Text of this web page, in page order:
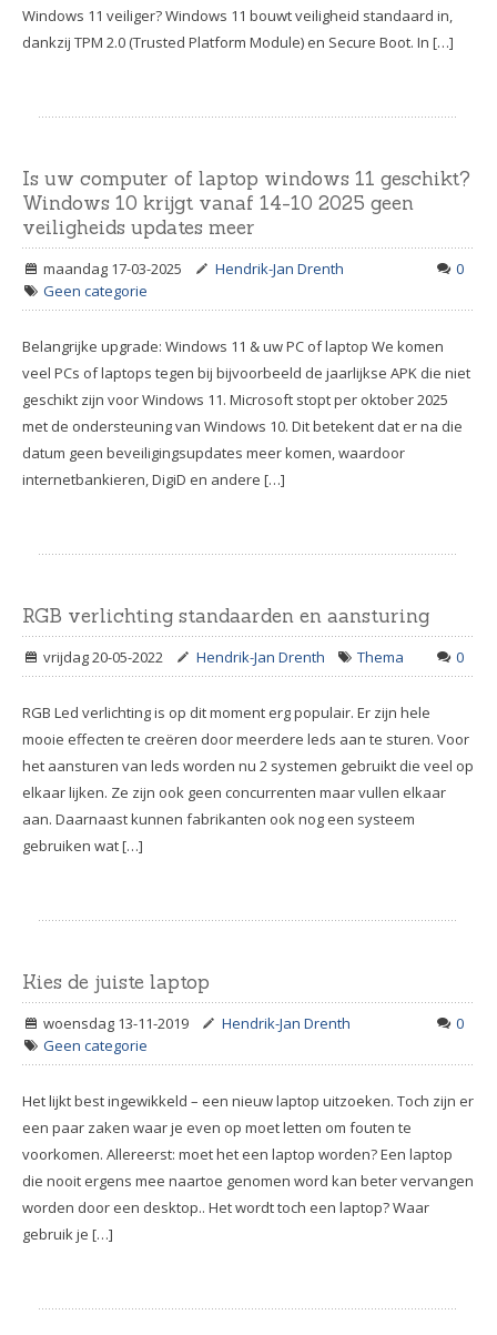
Windows 11 veiliger? Windows 11 bouwt veiligheid standaard in,
dankzij TPM 2.0 (Trusted Platform Module) en Secure Boot. In […]
Is uw computer of laptop windows 11 geschikt?
Windows 10 krijgt vanaf 14-10 2025 geen
veiligheids updates meer
0
maandag 17-03-2025
Hendrik-Jan Drenth
Geen categorie
Belangrijke upgrade: Windows 11 & uw PC of laptop We komen
veel PCs of laptops tegen bij bijvoorbeeld de jaarlijkse APK die niet
geschikt zijn voor Windows 11. Microsoft stopt per oktober 2025
met de ondersteuning van Windows 10. Dit betekent dat er na die
datum geen beveiligingsupdates meer komen, waardoor
internetbankieren, DigiD en andere […]
RGB verlichting standaarden en aansturing
0
vrijdag 20-05-2022 Hendrik-Jan Drenth Thema
RGB Led verlichting is op dit moment erg populair. Er zijn hele
mooie effecten te creëren door meerdere leds aan te sturen. Voor
het aansturen van leds worden nu 2 systemen gebruikt die veel op
elkaar lijken. Ze zijn ook geen concurrenten maar vullen elkaar
aan. Daarnaast kunnen fabrikanten ook nog een systeem
gebruiken wat […]
Kies de juiste laptop
0
woensdag 13-11-2019
Hendrik-Jan Drenth
Geen categorie
Het lijkt best ingewikkeld – een nieuw laptop uitzoeken. Toch zijn er
een paar zaken waar je even op moet letten om fouten te
voorkomen. Allereerst: moet het een laptop worden? Een laptop
die nooit ergens mee naartoe genomen word kan beter vervangen
worden door een desktop.. Het wordt toch een laptop? Waar
gebruik je […]